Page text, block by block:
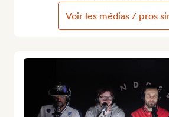
Voir les médias / pros